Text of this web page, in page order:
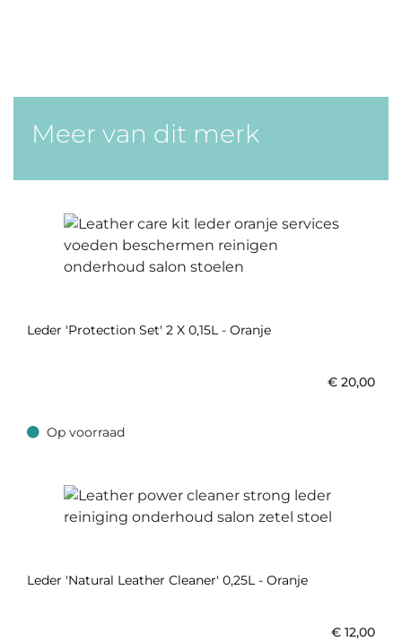
Meer van dit merk
Leder 'Protection Set' 2 X 0,15L - Oranje
€ 20,00
Op voorraad
Op voorraad
Leder 'Natural Leather Cleaner' 0,25L - Oranje
€ 12,00